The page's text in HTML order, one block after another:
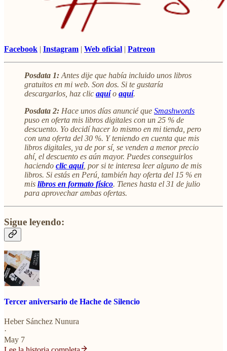
Facebook | Instagram | Web oficial | Patreon
Posdata 1: Antes dije que había incluido unos libros
gratuitos en mi web. Son dos. Si te gustaría
descargarlos, haz clic aquío aquí.
Posdata 2: Hace unos días anuncié que Smashwords
puso en oferta mis libros digitales con un 25 % de
descuento. Yo decidí hacer lo mismo en mi tienda, pero
con una oferta del 30 %. Y teniendo en cuenta que mis
libros digitales, ya de por sí, se venden a menor precio
ahí, el descuento es aún mayor. Puedes conseguirlos
haciendo clic aquí, por si te interesa leer alguno de mis
libros. Si estás en Perú, también hay oferta del 15 % en
mis libros en formato físico. Tienes hasta el 31 de julio
para aprovechar ambas ofertas.
Sigue leyendo:
Tercer aniversario de Hache de Silencio
Heber Sánchez Nunura
·
May 7